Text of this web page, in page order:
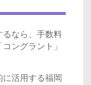
るなら、手数料
ングラント」
活用する福岡